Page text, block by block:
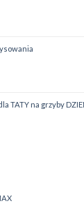
TATY na grzyby